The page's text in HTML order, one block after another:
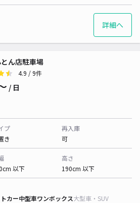
詳細へ
ん店駐車場
4.9 / 9件
/ 日
プ
き
再入庫
可
以下
高さ
190cm 以下
カー中型車ワンボックス大型車・SUV